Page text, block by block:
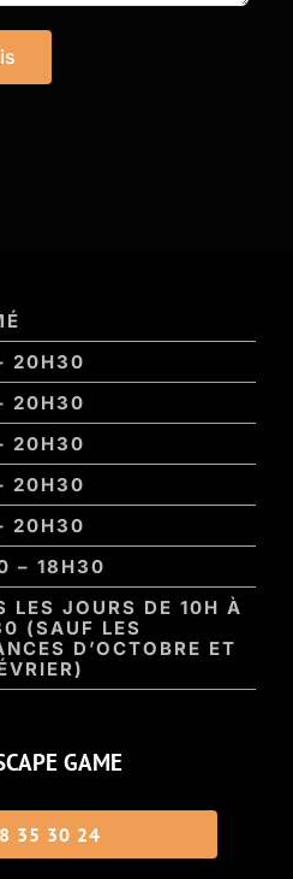
20H30
20H30
20H30
20H30
20H30
– 18H30
LES JOURS DE 10H À
(SAUF LES
D’OCTOBRE ET
GAME
35 30 24